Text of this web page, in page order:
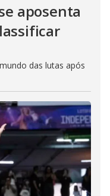
aposenta
das lutas após